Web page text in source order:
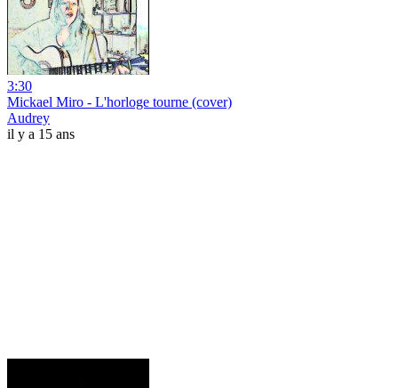
3:30
Mickael Miro - L'horloge tourne (cover)
Audrey
il y a 15 ans